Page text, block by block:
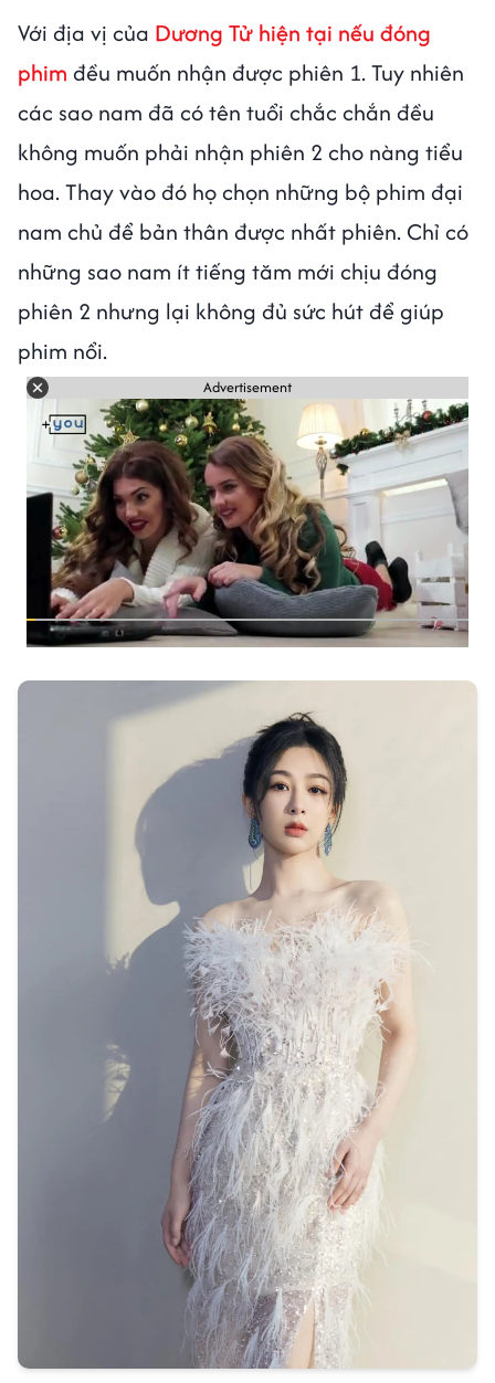
Với địa vị của Dương Tử hiện tại nếu đóng
phim đều muốn nhận được phiên 1. Tuy nhiên
các sao nam đã có tên tuổi chắc chắn đều
không muốn phải nhận phiên 2 cho nàng tiểu
hoa. Thay vào đó họ chọn những bộ phim đại
nam chủ để bản thân được nhất phiên. Chỉ có
những sao nam ít tiếng tăm mới chịu đóng
phiên 2 nhưng lại không đủ sức hút để giúp
phim nổi.
Advertisement